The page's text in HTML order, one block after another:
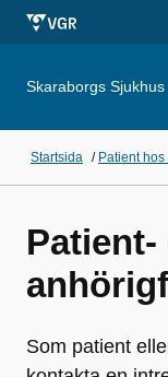
Skaraborgs Sjukhus
Startsida / Patient hos
Patient-
Som patient